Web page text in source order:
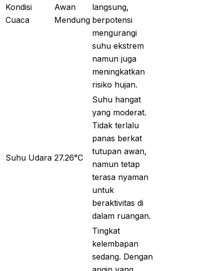
Kondisi
Cuaca
Awan
Mendung
langsung,
berpotensi
mengurangi
suhu ekstrem
namun juga
meningkatkan
risiko hujan.
Suhu Udara 27.26°C
Suhu hangat
yang moderat.
Tidak terlalu
panas berkat
tutupan awan,
namun tetap
terasa nyaman
untuk
beraktivitas di
dalam ruangan.
Tingkat
kelembapan
sedang. Dengan